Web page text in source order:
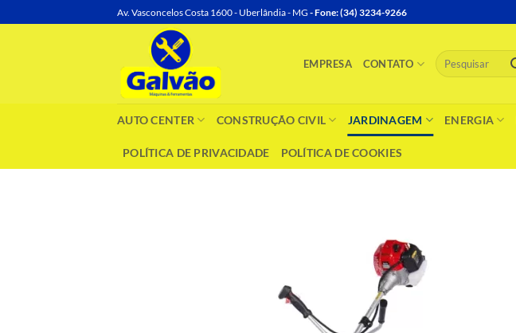
to
Av. Vasconcelos Costa 1600 - Uberlândia - MG - Fone: (34) 3234-9266
EMPRESA CONTATO
Pesquisar
por:
AUTO CENTER CONSTRUÇÃO CIVIL JARDINAGEM ENERGIA
POLÍTICA DE PRIVACIDADE POLÍTICA DE COOKIES